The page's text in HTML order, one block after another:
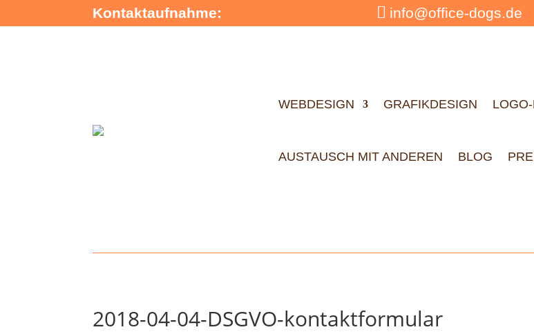
Kontaktaufnahme:  info@office-dogs.de
WEBDESIGN GRAFIKDESIGN
AUSTAUSCH MIT ANDEREN BLOG
2018-04-04-DSGVO-kontaktformular